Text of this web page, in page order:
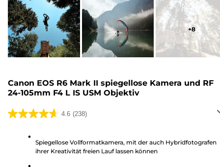
+8
Canon EOS R6 Mark II spiegellose Kamera und RF
24-105mm F4 L IS USM Objektiv
4.6 (238)
4.6
Sternen.
Spiegellose Vollformatkamera, mit der auch Hybridfotografen
ihrer Kreativität freien Lauf lassen können